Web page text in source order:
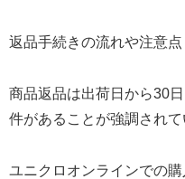
返品手続きの流れや注意
商品返品は出荷日から30
件があることが強調されて
ユニクロオンラインでの